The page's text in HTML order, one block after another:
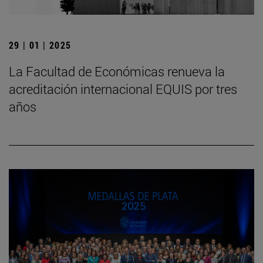
29 | 01 | 2025
La Facultad de Económicas renueva la
acreditación internacional EQUIS por tres
años